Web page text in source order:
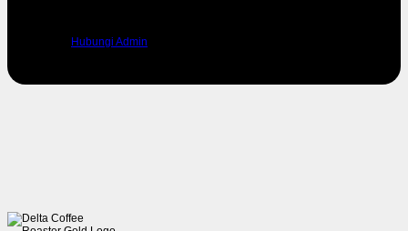
Hubungi Admin